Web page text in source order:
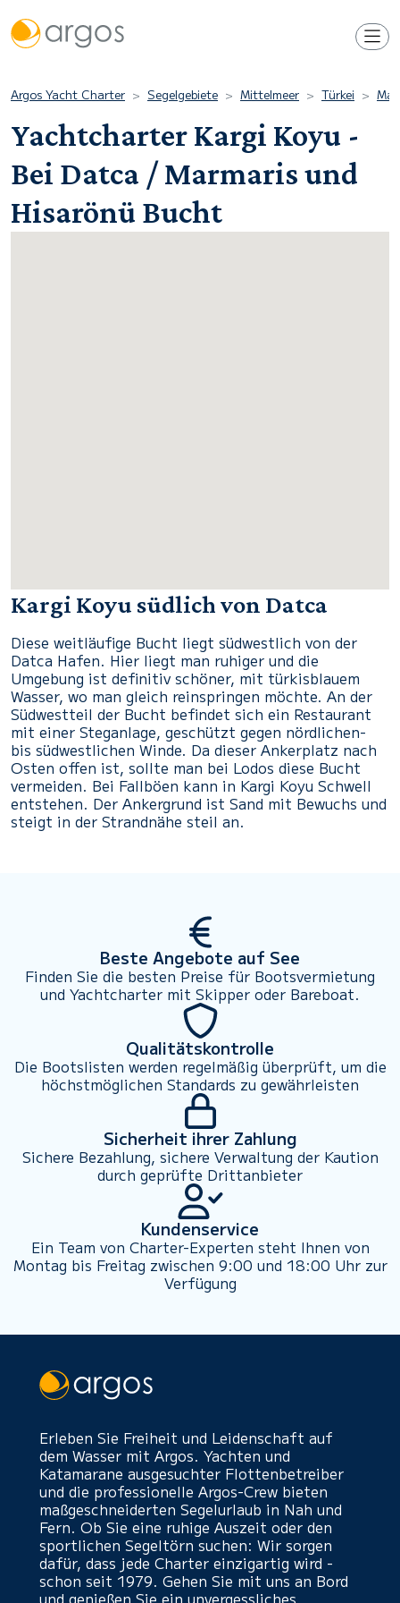
Argos Yacht Charter Segelgebiete Mittelmeer Türkei
Yachtcharter Kargi Koyu -
Bei Datca / Marmaris und
Hisarönü Bucht
Kargi Koyu südlich von Datca
Diese weitläufige Bucht liegt südwestlich von der
Datca Hafen. Hier liegt man ruhiger und die
Umgebung ist definitiv schöner, mit türkisblauem
Wasser, wo man gleich reinspringen möchte. An der
Südwestteil der Bucht befindet sich ein Restaurant
mit einer Steganlage, geschützt gegen nördlichen-
bis südwestlichen Winde. Da dieser Ankerplatz nach
Osten offen ist, sollte man bei Lodos diese Bucht
vermeiden. Bei Fallböen kann in Kargi Koyu Schwell
entstehen. Der Ankergrund ist Sand mit Bewuchs und
steigt in der Strandnähe steil an.
Beste Angebote auf See
Finden Sie die besten Preise für Bootsvermietung
und Yachtcharter mit Skipper oder Bareboat.
Qualitätskontrolle
Die Bootslisten werden regelmäßig überprüft, um die
höchstmöglichen Standards zu gewährleisten
Sicherheit ihrer Zahlung
Sichere Bezahlung, sichere Verwaltung der Kaution
durch geprüfte Drittanbieter
Kundenservice
Ein Team von Charter-Experten steht Ihnen von
Montag bis Freitag zwischen 9:00 und 18:00 Uhr zur
Verfügung
Erleben Sie Freiheit und Leidenschaft auf
dem Wasser mit Argos. Yachten und
Katamarane ausgesuchter Flottenbetreiber
und die professionelle Argos-Crew bieten
maßgeschneiderten Segelurlaub in Nah und
Fern. Ob Sie eine ruhige Auszeit oder den
sportlichen Segeltörn suchen: Wir sorgen
dafür, dass jede Charter einzigartig wird -
schon seit 1979. Gehen Sie mit uns an Bord
und genießen Sie ein unvergessliches